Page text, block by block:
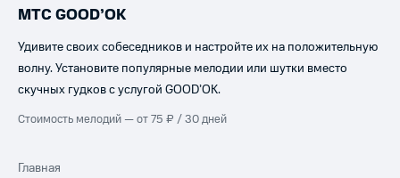
МТС GOOD’OK
Удивите своих собеседников и настройте их на положительную
волну. Установите популярные мелодии или шутки вместо
скучных гудков с услугой GOOD’OK.
Стоимость мелодий — от 75 ₽ / 30 дней
Главная